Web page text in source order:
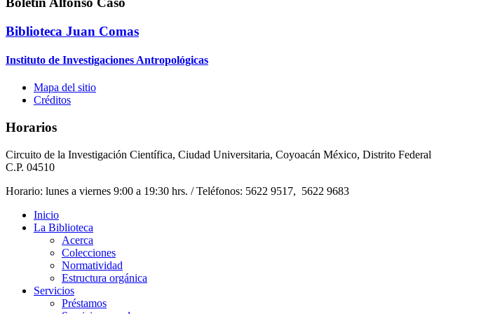
Biblioteca Juan Comas
Instituto de Investigaciones Antropológicas
Mapa del sitio
Créditos
Horarios
Circuito de la Investigación Científica, Ciudad Universitaria, Coyoacán México, Distrito Federal
C.P. 04510
Horario: lunes a viernes 9:00 a 19:30 hrs. / Teléfonos: 5622 9517, 5622 9683
Inicio
La Biblioteca
Acerca
Colecciones
Normatividad
Estructura orgánica
Servicios
Préstamos